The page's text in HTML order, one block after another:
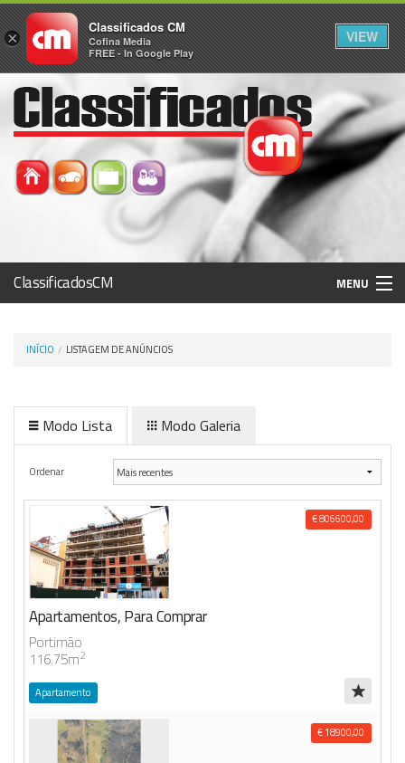
ClassificadosCM MENU
Histórico
Anunciar Agora
INÍCIO LISTAGEM DE ANÚNCIOS
Modo Lista Modo Galeria
Ordenar
Apartamentos, Para Comprar
Portimão
116.75m2
Apartamento
€ 806600,00
€ 18900,00
×
Classificados CM
Cofina Media
FREE - In Google Play
VIEW